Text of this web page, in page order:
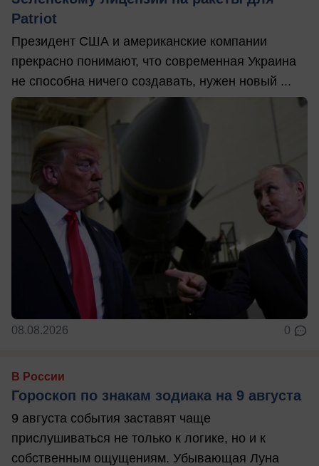
Patriot
Президент США и американские компании
прекрасно понимают, что современная Украина
не способна ничего создавать, нужен новый ...
08.08.2026 0
В России
Гороскоп по знакам зодиака на 9 августа
9 августа события заставят чаще
прислушиваться не только к логике, но и к
собственным ощущениям. Убывающая Луна